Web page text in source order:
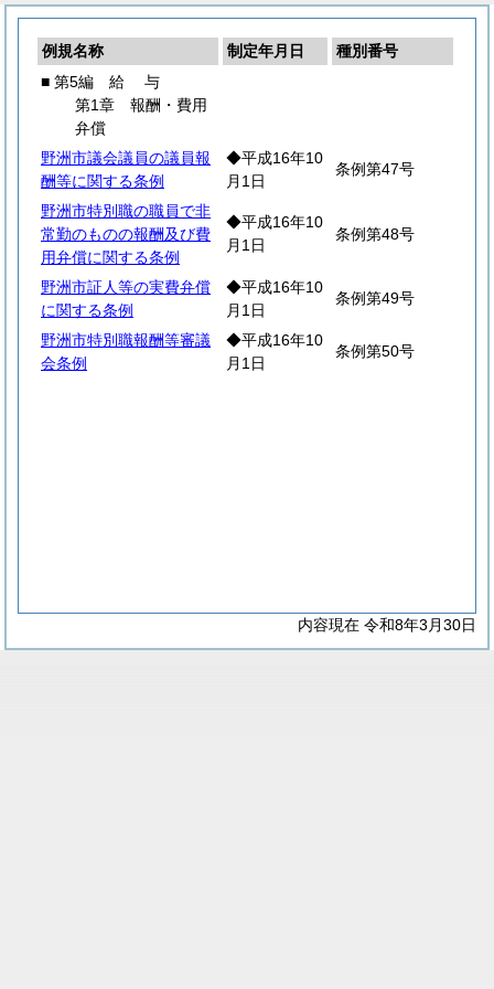
例規名称 制定年月日
種別番号
■ 第5編 給 与
第1章 報酬・費用
弁償
野洲市議会議員の議員報
酬等に関する条例
◆平成16年10
月1日
条例第47号
野洲市特別職の職員で非
常勤のものの報酬及び費
用弁償に関する条例
◆平成16年10
月1日
条例第48号
野洲市証人等の実費弁償
に関する条例
◆平成16年10
月1日
条例第49号
野洲市特別職報酬等審議
会条例
◆平成16年10
月1日
条例第50号
内容現在 令和8年3月30日